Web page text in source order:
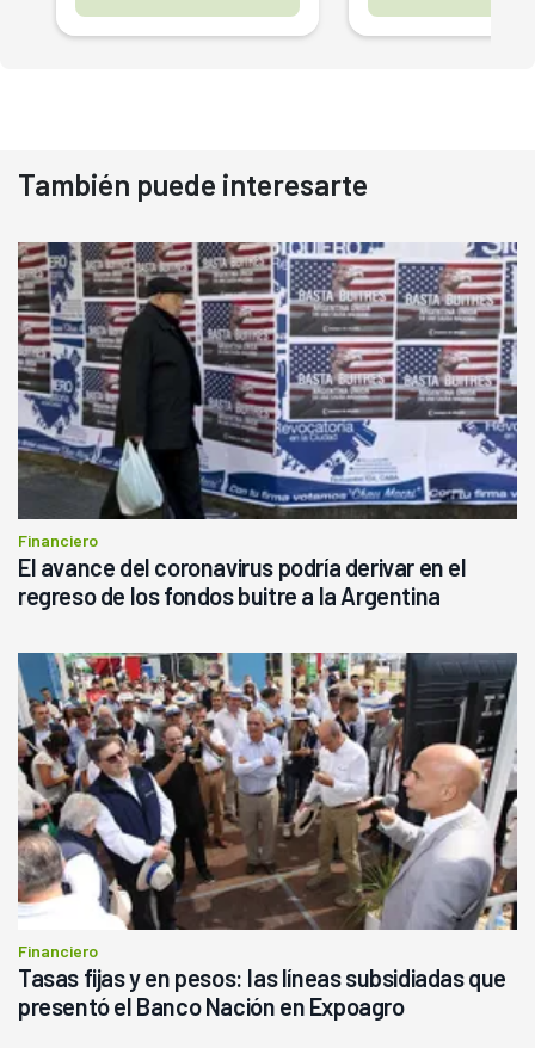
También puede interesarte
Financiero
El avance del coronavirus podría derivar en el
regreso de los fondos buitre a la Argentina
Financiero
Tasas fijas y en pesos: las líneas subsidiadas que
presentó el Banco Nación en Expoagro